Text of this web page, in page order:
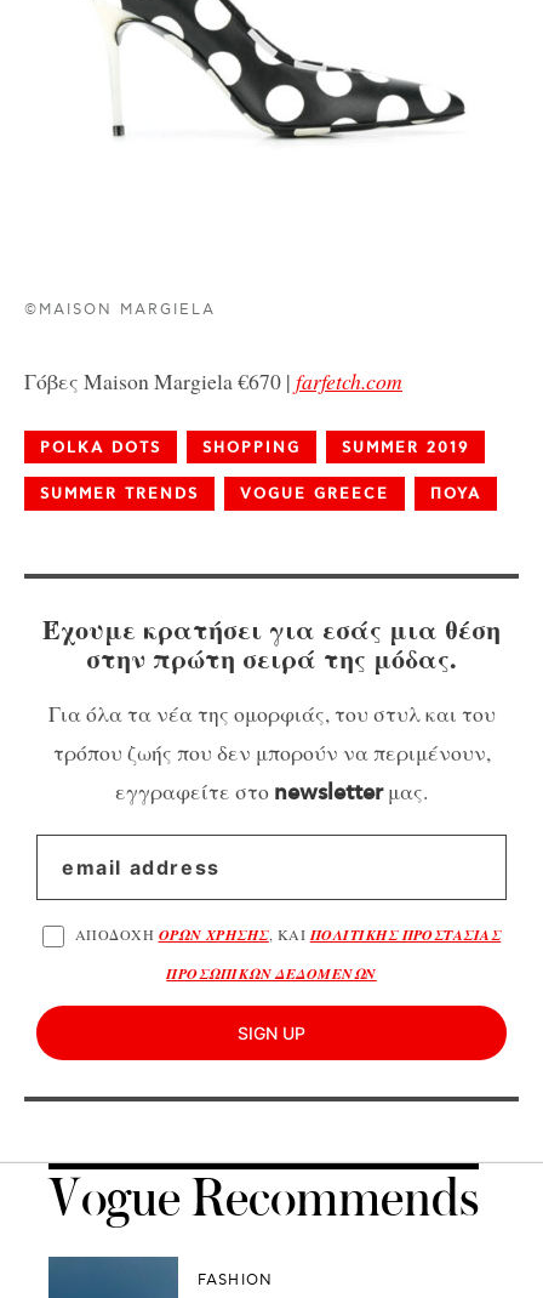
©MAISON MARGIELA
Γόβες Maison Margiela €670 | farfetch.com
POLKA DOTS SHOPPING SUMMER 2019
SUMMER TRENDS VOGUE GREECE ΠΟΥΑ
Έχουμε κρατήσει για εσάς μια θέση
στην πρώτη σειρά της μόδας.
Για όλα τα νέα της ομορφιάς, του στυλ και του
τρόπου ζωής που δεν μπορούν να περιμένουν,
εγγραφείτε στο newsletterμας.
ΑΠΟΔΟΧΗ ΟΡΩΝ ΧΡΗΣΗΣ, ΚΑΙ ΠΟΛΙΤΙΚΗΣ ΠΡΟΣΤΑΣΙΑΣ
ΠΡΟΣΩΠΙΚΩΝ ΔΕΔΟΜΕΝΩΝ
SIGN UP
Vogue Recommends
FASHION